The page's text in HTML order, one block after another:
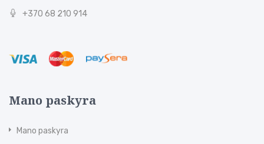
+370 68 210 914
Mano paskyra
Mano paskyra